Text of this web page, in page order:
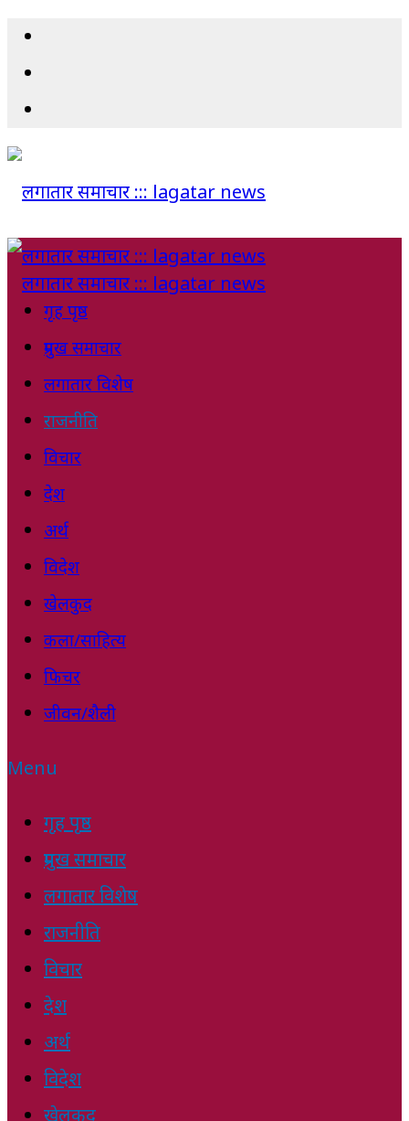
गृह पृष्ठ
प्रमुख समाचार
लगातार विशेष
राजनीति
विचार
देश
अर्थ
विदेश
खेलकुद
कला/साहित्य
फिचर
जीवन/शैली
Menu
गृह पृष्ठ
प्रमुख समाचार
लगातार विशेष
राजनीति
विचार
देश
अर्थ
विदेश
खेलकुद